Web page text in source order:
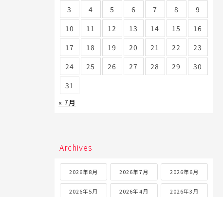
3
4 5 6 7 8
9
10
11 12 13 14 15
16
17
18 19 20 21 22
23
24
25 26 27 28 29
30
31
« 7月
Archives
2026年8月 2026年7月 2026年6月
2026年5月 2026年4月 2026年3月